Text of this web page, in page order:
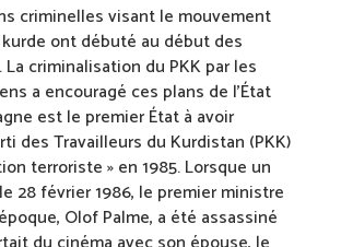
criminelles visant le mouvement
ont débuté au début des
La criminalisation du PKK par les
a encouragé ces plans de l’État
est le premier État à avoir
des Travailleurs du Kurdistan (PKK)
terroriste » en 1985. Lorsque un
28 février 1986, le premier ministre
Olof Palme, a été assassiné